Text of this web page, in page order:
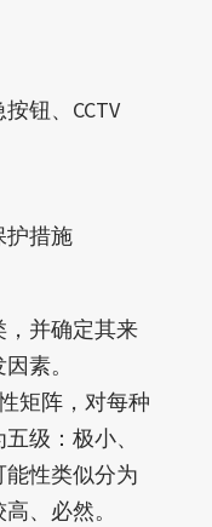
钮、CCTV
护措施
并确定其来
素。
矩阵，对每种
级：极小、
性类似分为
、必然。